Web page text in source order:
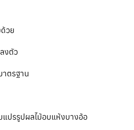
วย
งตัว
าตรฐาน
ปรรูปผลไม้อบแห้งบางอ้อ